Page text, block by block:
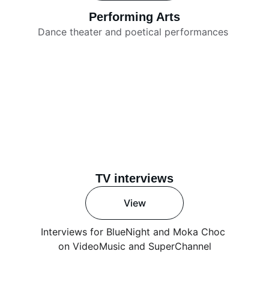
Performing Arts
Dance theater and poetical performances
TV interviews
Interviews for BlueNight and Moka Choc
on VideoMusic and SuperChannel
View